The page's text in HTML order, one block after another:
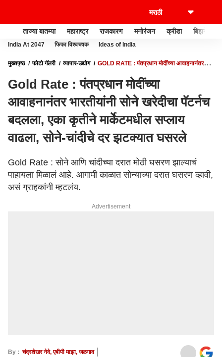
ताज्या बातम्या महाराष्ट्र राजकारण मनोरंजन क्रीडा बिझनेस
India At 2047 फिफा विश्वचषक Ideas of India
मुख्यपृष्ठ फोटो गॅलरी व्यापार-उद्योग
GOLD RATE : पंतप्रधान मोदींच्या आवाहनानंतर
झटक्यात घसरले
Gold Rate : पंतप्रधान मोदींच्या
आवाहनानंतर भारतीयांनी सोने खरेदीचा पॅटर्नच
बदलला, एका कृतीने मार्केटमधील सप्लाय
वाढला, सोने-चांदीचे दर झटक्यात घसरले
Gold Rate : सोने आणि चांदीच्या दरात मोठी घसरण झाल्याचं
पाहायला मिळालं आहे. आगामी काळात सोन्याच्या दरात घसरण व्हावी,
असं ग्राहकांनी म्हटलंय.
Advertisement
By :चंद्रशेखर नेवे, एबीपी माझा, जळगाव